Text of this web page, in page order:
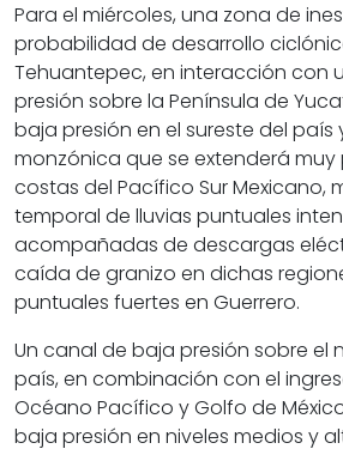
Para el miércoles, una zona de
probabilidad de desarrollo
Tehuantepec, en interacción con
presión sobre la Península de
baja presión en el sureste del
monzónica que se extenderá muy
costas del Pacífico Sur Mexicano,
temporal de lluvias puntuales
acompañadas de descargas
caída de granizo en dichas
puntuales fuertes en Guerrero.
Un canal de baja presión sobre el
país, en combinación con el
Océano Pacífico y Golfo de
baja presión en niveles medios y